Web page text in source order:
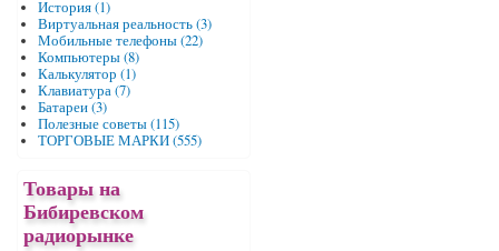
История (1)
Виртуальная реальность (3)
Мобильные телефоны (22)
Компьютеры (8)
Калькулятор (1)
Клавиатура (7)
Батареи (3)
Полезные советы (115)
ТОРГОВЫЕ МАРКИ (555)
Товары на
Бибиревском
радиорынке